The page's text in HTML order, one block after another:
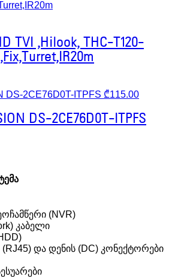
TVI ,Hilook, THC-T120-
₾115.00
DS-2CE76D0T-ITPFS
(NVR)
კაბელი
(RJ45) და დენის (DC) კონექტორები